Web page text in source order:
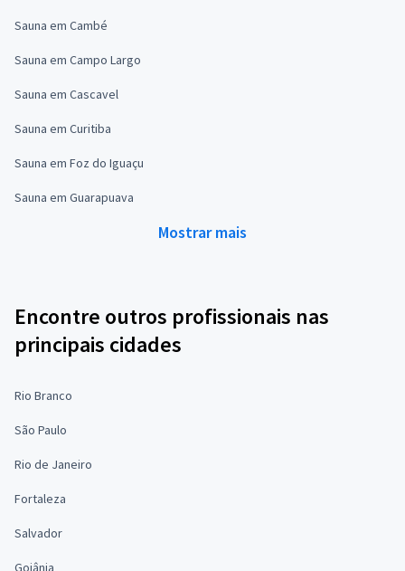
Sauna em Cambé
Sauna em Campo Largo
Sauna em Cascavel
Sauna em Curitiba
Sauna em Foz do Iguaçu
Sauna em Guarapuava
Mostrar mais
Encontre outros profissionais nas
principais cidades
Rio Branco
São Paulo
Rio de Janeiro
Fortaleza
Salvador
Goiânia